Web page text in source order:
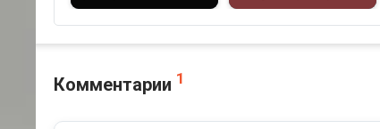
Комментарии 1